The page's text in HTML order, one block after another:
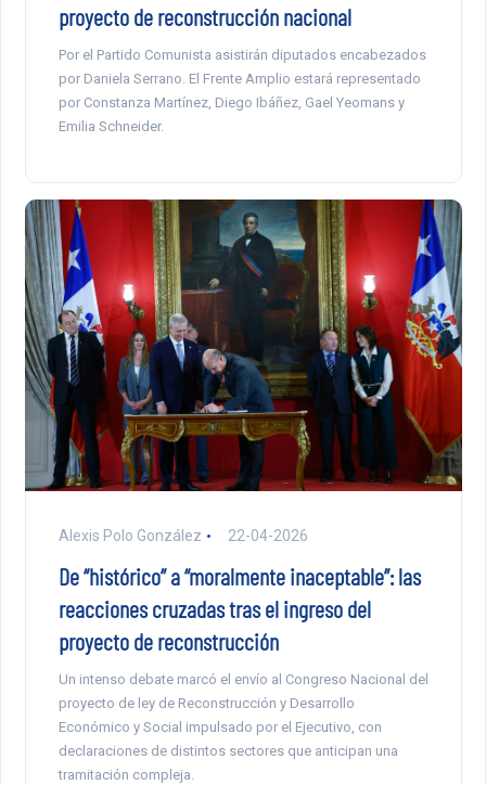
proyecto de reconstrucción nacional
Por el Partido Comunista asistirán diputados encabezados
por Daniela Serrano. El Frente Amplio estará representado
por Constanza Martínez, Diego Ibáñez, Gael Yeomans y
Emilia Schneider.
Alexis Polo González 22-04-2026
De “histórico” a “moralmente inaceptable”: las
reacciones cruzadas tras el ingreso del
proyecto de reconstrucción
Un intenso debate marcó el envío al Congreso Nacional del
proyecto de ley de Reconstrucción y Desarrollo
Económico y Social impulsado por el Ejecutivo, con
declaraciones de distintos sectores que anticipan una
tramitación compleja.